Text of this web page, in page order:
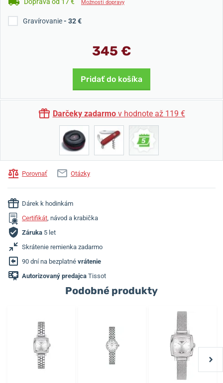
Možnosti dopravy
Gravírovanie- 32 €
345 €
Pridať do košíka
Darčeky zadarmov hodnote až 119 €
Porovnať Otázky
Dárek k hodinkám
Certifikát, návod a krabička
Záruka 5 let
Skrátenie remienka zadarmo
90 dní na bezplatné vrátenie
Autorizovaný predajca Tissot
Podobné produkty